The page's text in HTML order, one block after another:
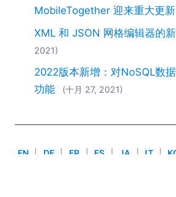
2013
2011
2010
2009
2008
MobileTogether 迎来重大更新
XML 和 JSON 网格编辑器的
2021)
2022版本新增：对NoSQL数
功能
(十月 27, 2021)
EN | DE | FR | ES | JA | IT |